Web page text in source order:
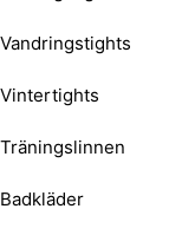
Vandringstights
Vintertights
Träningslinnen
Badkläder